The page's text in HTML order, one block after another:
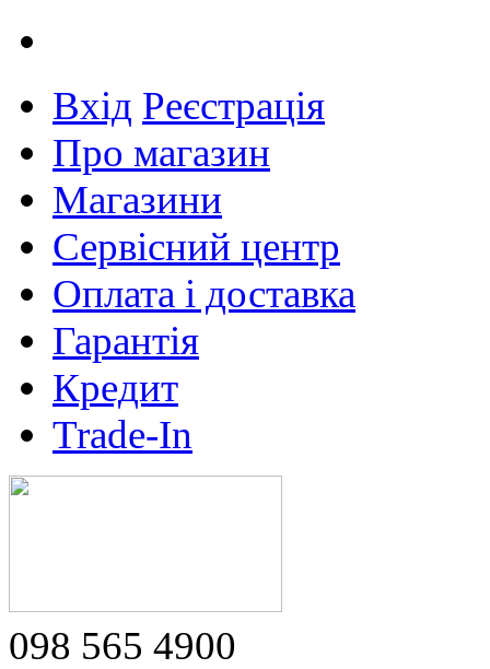
Вхід Реєстрація
Про магазин
Магазини
Сервісний центр
Оплата і доставка
Гарантія
Кредит
Trade-In
098 565 4900